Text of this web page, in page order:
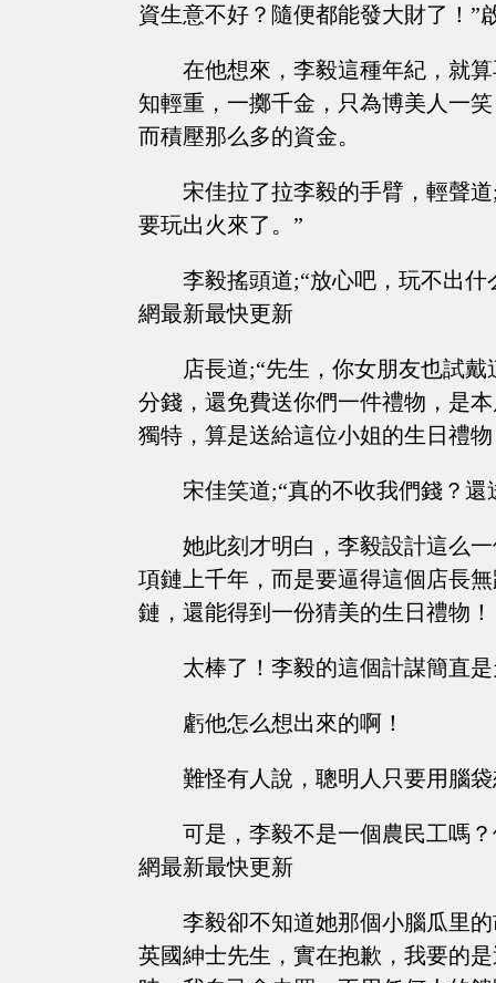
資生意不好？隨便都能發大財了！”
在他想來，李毅這種年紀，就
知輕重，一擲千金，只為博美人一
而積壓那么多的資金。
宋佳拉了拉李毅的手臂，輕聲
要玩出火來了。”
李毅搖頭道;“放心吧，玩不出
網最新最快更新
店長道;“先生，你女朋友也試
分錢，還免費送你們一件禮物，是
獨特，算是送給這位小姐的生日禮
宋佳笑道;“真的不收我們錢？還
她此刻才明白，李毅設計這么
項鏈上千年，而是要逼得這個店長
鏈，還能得到一份猜美的生日禮物！
太棒了！李毅的這個計謀簡直
虧他怎么想出來的啊！
難怪有人說，聰明人只要用腦
可是，李毅不是一個農民工嗎
網最新最快更新
李毅卻不知道她那個小腦瓜里
英國紳士先生，實在抱歉，我要的